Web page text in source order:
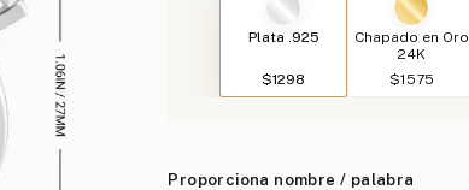
Plata .925
$1298
Chapado en Oro
24K
$1575
Proporciona nombre / palabra